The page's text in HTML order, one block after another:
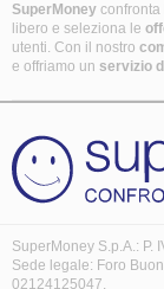
SuperMoney confronta
libero e seleziona le
utenti. Con il nostro
e offriamo un servizio
SuperMoney S.p.A.: P.
Sede legale: Foro
02124125047.